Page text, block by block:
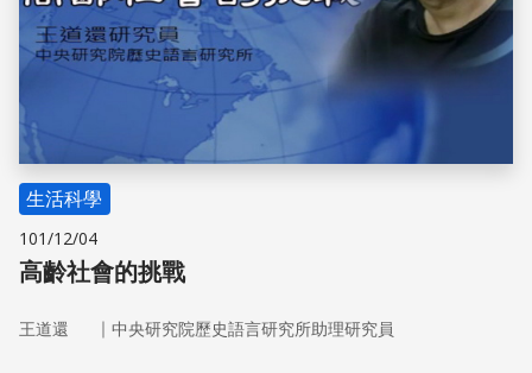
生活科學
101/12/04
高齡社會的挑戰
王道還 ｜ 中央研究院歷史語言研究所助理研究員